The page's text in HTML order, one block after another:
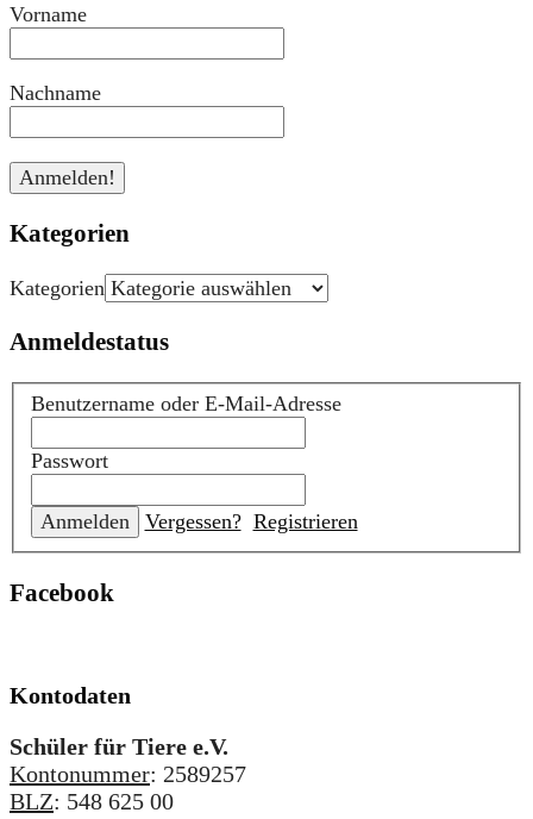
Vorname
Nachname
Kategorien
Kategorien
Anmeldestatus
Benutzername oder E-Mail-Adresse
Passwort
Vergessen? Registrieren
Facebook
Kontodaten
Schüler für Tiere e.V.
Kontonummer: 2589257
BLZ: 548 625 00